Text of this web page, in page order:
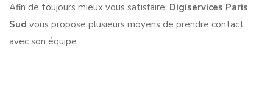
Afin de toujours mieux vous satisfaire, Digiservices Paris
Sud vous propose plusieurs moyens de prendre contact
avec son équipe…